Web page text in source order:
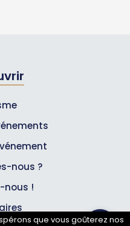
nous ?
nous !
que vous goûterez nos